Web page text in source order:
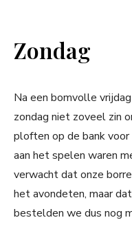
Zondag
Na een bomvolle
zondag niet zoveel zin
ploften op de bank
aan het spelen waren
verwacht dat onze
het avondeten, maar
bestelden we dus nog